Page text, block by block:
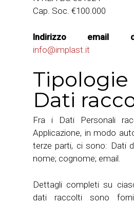
Cap. Soc. €100.000
Indirizzo email
info@implast.it
Tipologie
Dati
Fra i Dati Personali
Applicazione, in modo
terze parti, ci sono: Dati
nome; cognome; email.
Dettagli completi su
dati raccolti sono